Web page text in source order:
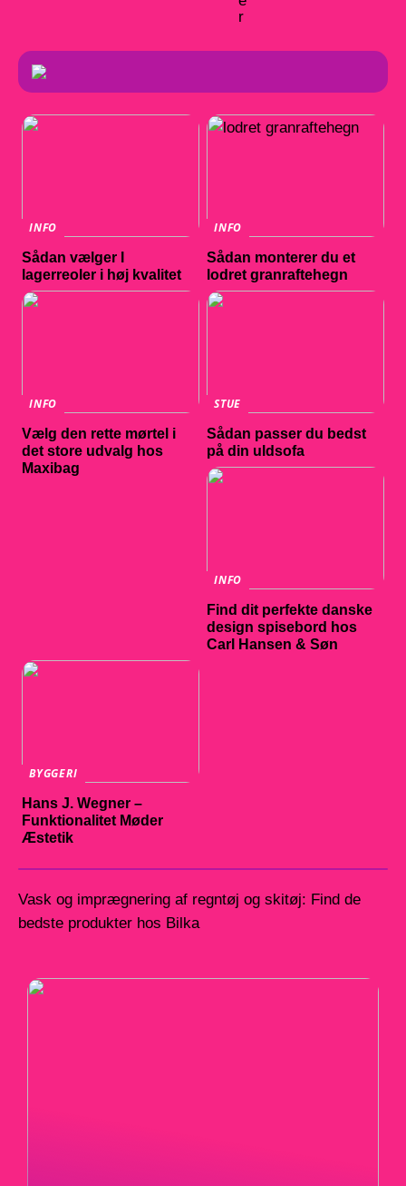
r
INFO
Sådan vælger I
lagerreoler i høj kvalitet
INFO
Sådan monterer du et
lodret granraftehegn
INFO
Vælg den rette mørtel i
det store udvalg hos
Maxibag
STUE
Sådan passer du bedst
på din uldsofa
INFO
Find dit perfekte danske
design spisebord hos
Carl Hansen & Søn
BYGGERI
Hans J. Wegner –
Funktionalitet Møder
Æstetik
Vask og imprægnering af regntøj og skitøj: Find de
bedste produkter hos Bilka